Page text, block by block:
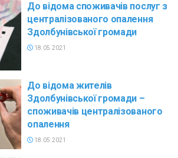
До відома споживачів послуг з
централізованого опалення
Здолбунівської громади
18.05.2021
До відома жителів
Здолбунівської громади –
споживачів централізованого
опалення
18.05.2021